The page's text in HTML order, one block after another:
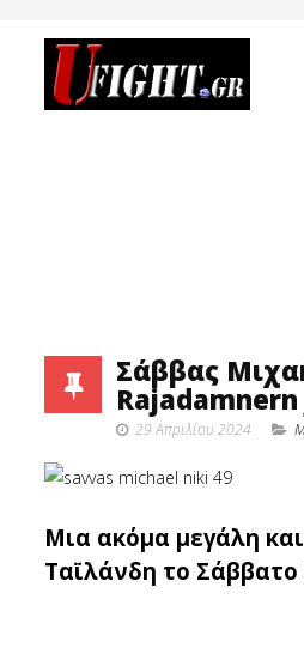
Σάββας
29 Απριλίου 2024
Μια ακόμα μεγάλη
Ταϊλάνδη το Σάββατο